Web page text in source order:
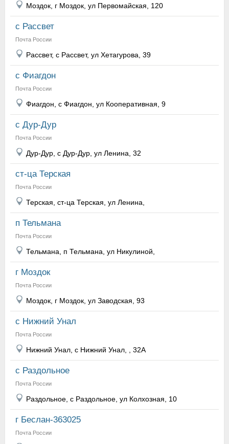
Моздок, г Моздок, ул Первомайская, 120
с Рассвет
Почта России
Рассвет, с Рассвет, ул Хетагурова, 39
с Фиагдон
Почта России
Фиагдон, с Фиагдон, ул Кооперативная, 9
с Дур-Дур
Почта России
Дур-Дур, с Дур-Дур, ул Ленина, 32
ст-ца Терская
Почта России
Терская, ст-ца Терская, ул Ленина,
п Тельмана
Почта России
Тельмана, п Тельмана, ул Никулиной,
г Моздок
Почта России
Моздок, г Моздок, ул Заводская, 93
с Нижний Унал
Почта России
Нижний Унал, с Нижний Унал, , 32А
с Раздольное
Почта России
Раздольное, с Раздольное, ул Колхозная, 10
г Беслан-363025
Почта России